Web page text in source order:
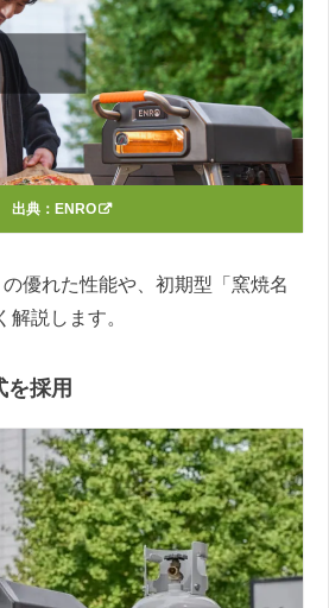
出典： ENRO
の優れた性能や、初期型「窯焼名
解説します。
を採用